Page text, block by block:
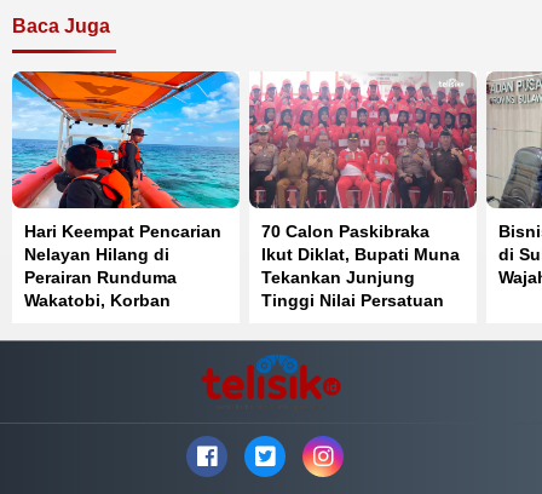
Baca Juga
Hari Keempat Pencarian
Nelayan Hilang di
Perairan Runduma
Wakatobi, Korban
70 Calon Paskibraka
Ikut Diklat, Bupati Muna
Tekankan Junjung
Tinggi Nilai Persatuan
di